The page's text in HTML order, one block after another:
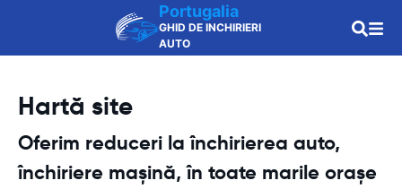
Portugalia
GHID DE INCHIRIERI
AUTO
Hartă site
Oferim reduceri la închirierea auto,
închiriere mașină, în toate marile orașe